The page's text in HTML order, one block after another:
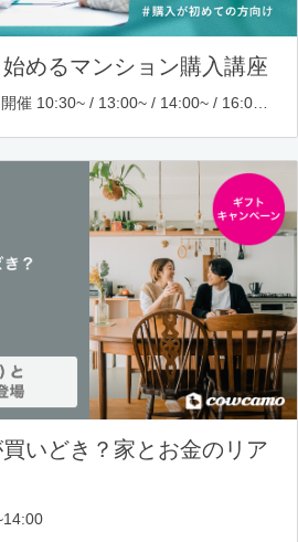
めるマンション購入講座
いどき？家とお金のリア